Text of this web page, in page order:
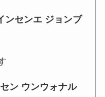
ンセンエ ジョンブ
ン ウンウォナル